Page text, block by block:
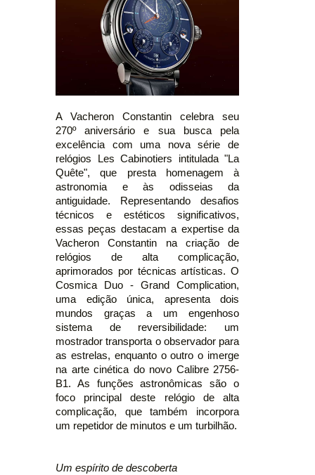
A Vacheron Constantin celebra seu
270º aniversário e sua busca pela
excelência com uma nova série de
relógios Les Cabinotiers intitulada "La
Quête", que presta homenagem à
astronomia e às odisseias da
antiguidade. Representando desafios
técnicos e estéticos significativos,
essas peças destacam a expertise da
Vacheron Constantin na criação de
relógios de alta complicação,
aprimorados por técnicas artísticas. O
Cosmica Duo - Grand Complication,
uma edição única, apresenta dois
mundos graças a um engenhoso
sistema de reversibilidade: um
mostrador transporta o observador para
as estrelas, enquanto o outro o imerge
na arte cinética do novo Calibre 2756-
B1. As funções astronômicas são o
foco principal deste relógio de alta
complicação, que também incorpora
um repetidor de minutos e um turbilhão.
Um espírito de descoberta